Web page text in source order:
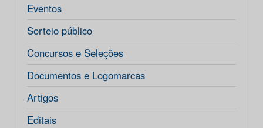
Eventos
Sorteio público
Concursos e Seleções
Documentos e Logomarcas
Artigos
Editais